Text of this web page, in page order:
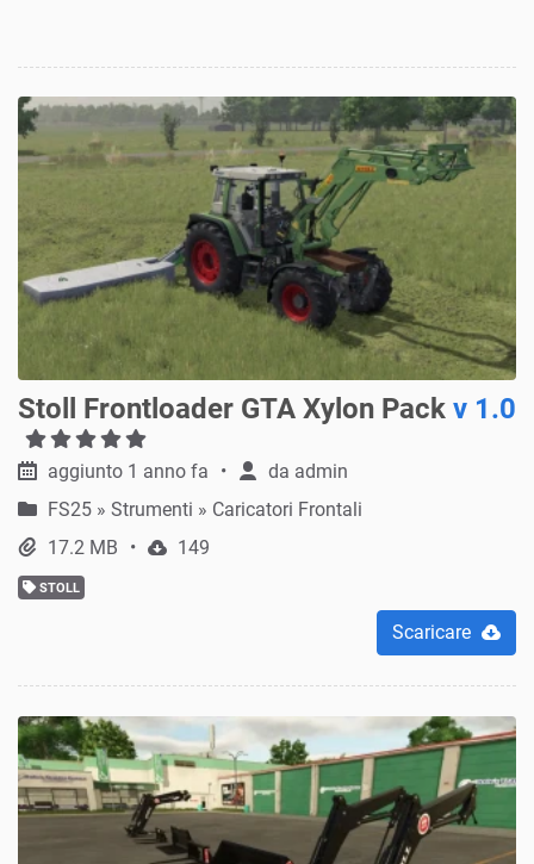
Stoll Frontloader GTA Xylon Pack v 1.0
aggiunto 1 anno fa da admin
FS25 » Strumenti » Caricatori Frontali
17.2 MB
149
STOLL
Scaricare